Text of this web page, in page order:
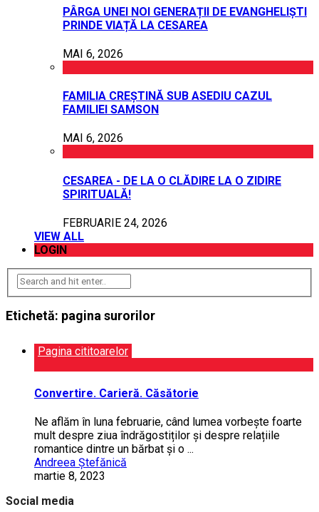
PÂRGA UNEI NOI GENERAȚII DE EVANGHELIȘTI
PRINDE VIAȚĂ LA CESAREA
MAI 6, 2026
FAMILIA CREȘTINĂ SUB ASEDIU CAZUL
FAMILIEI SAMSON
MAI 6, 2026
CESAREA - DE LA O CLĂDIRE LA O ZIDIRE
SPIRITUALĂ!
FEBRUARIE 24, 2026
VIEW ALL
LOGIN
Etichetă: pagina surorilor
Pagina cititoarelor
Convertire. Carieră. Căsătorie
Ne aflăm în luna fe­bru­arie, când lumea vorbește foarte
mult despre ziua îndrăgostiților și despre relațiile
romantice dintre un bărbat și o ...
Andreea Ștefănică
martie 8, 2023
Social media